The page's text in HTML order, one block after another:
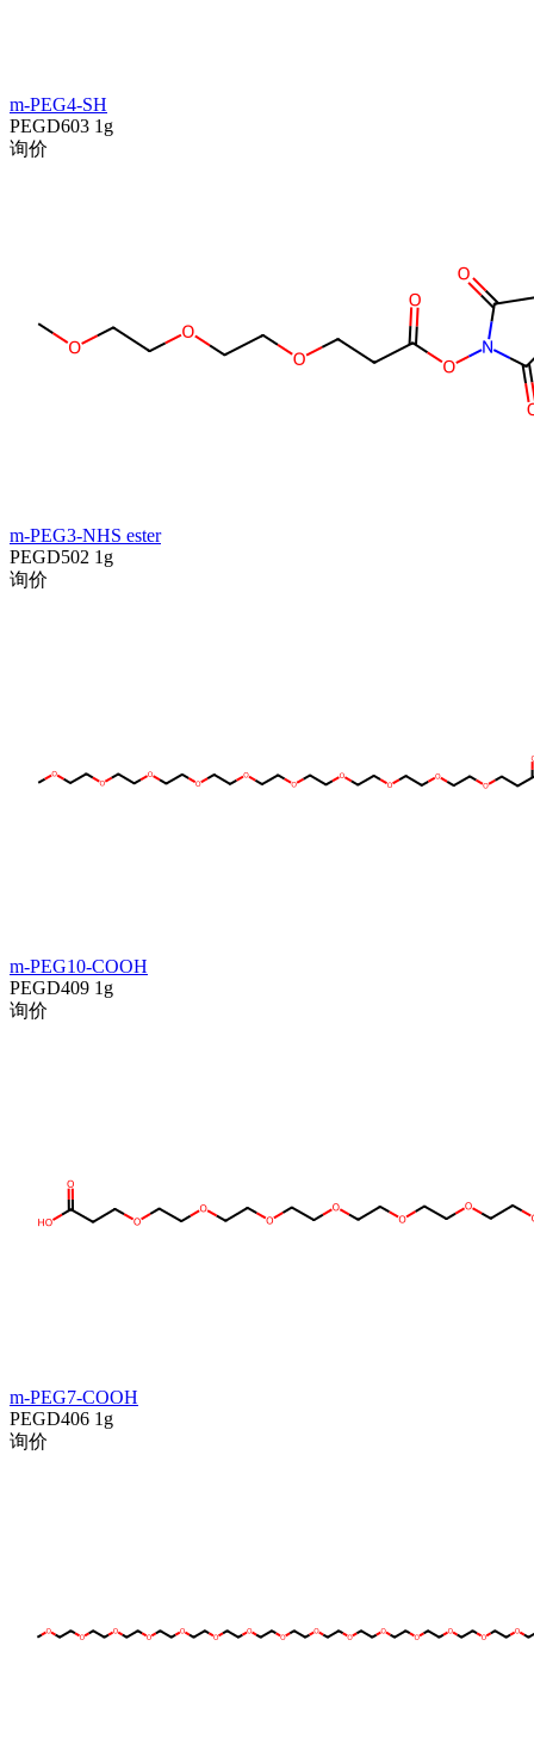
m-PEG4-SH
PEGD603 1g
询价
m-PEG3-NHS ester
PEGD502 1g
询价
m-PEG10-COOH
PEGD409 1g
询价
m-PEG7-COOH
PEGD406 1g
询价